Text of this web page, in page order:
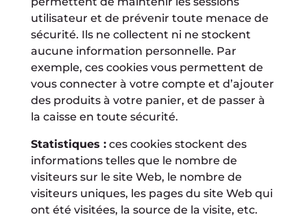
utilisateur et de prévenir toute menace de
sécurité. Ils ne collectent ni ne stockent
aucune information personnelle. Par
exemple, ces cookies vous permettent de
vous connecter à votre compte et d’ajouter
des produits à votre panier, et de passer à
la caisse en toute sécurité.
Statistiques :ces cookies stockent des
informations telles que le nombre de
visiteurs sur le site Web, le nombre de
visiteurs uniques, les pages du site Web qui
ont été visitées, la source de la visite, etc.